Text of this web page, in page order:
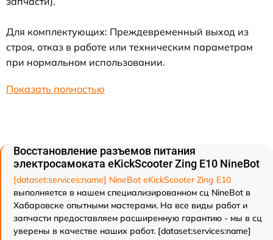
Для комплектующих: Преждевременный выход из
строя, отказ в работе или техническим параметрам
при нормальном использовании.
Показать полностью
Восстановление разъемов питания
электросамоката eKickScooter Zing E10 NineBot
[dataset:services:name] NineBot eKickScooter Zing E10
выполняется в нашем специализированном сц NineBot в
Хабаровске опытными мастерами. На все виды работ и
запчасти предоставляем расширенную гарантию - мы в сц
уверены в качестве наших работ. [dataset:services:name]